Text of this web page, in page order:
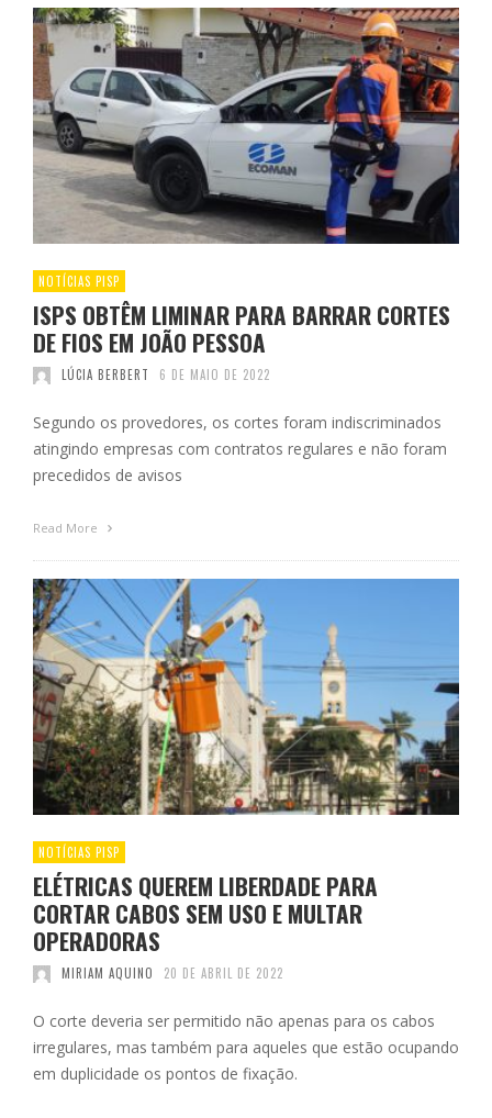
NOTÍCIAS PISP
ISPS OBTÊM LIMINAR PARA BARRAR CORTES
DE FIOS EM JOÃO PESSOA
LÚCIA BERBERT 6 DE MAIO DE 2022
Segundo os provedores, os cortes foram indiscriminados
atingindo empresas com contratos regulares e não foram
precedidos de avisos
Read More
NOTÍCIAS PISP
ELÉTRICAS QUEREM LIBERDADE PARA
CORTAR CABOS SEM USO E MULTAR
OPERADORAS
MIRIAM AQUINO 20 DE ABRIL DE 2022
O corte deveria ser permitido não apenas para os cabos
irregulares, mas também para aqueles que estão ocupando
em duplicidade os pontos de fixação.